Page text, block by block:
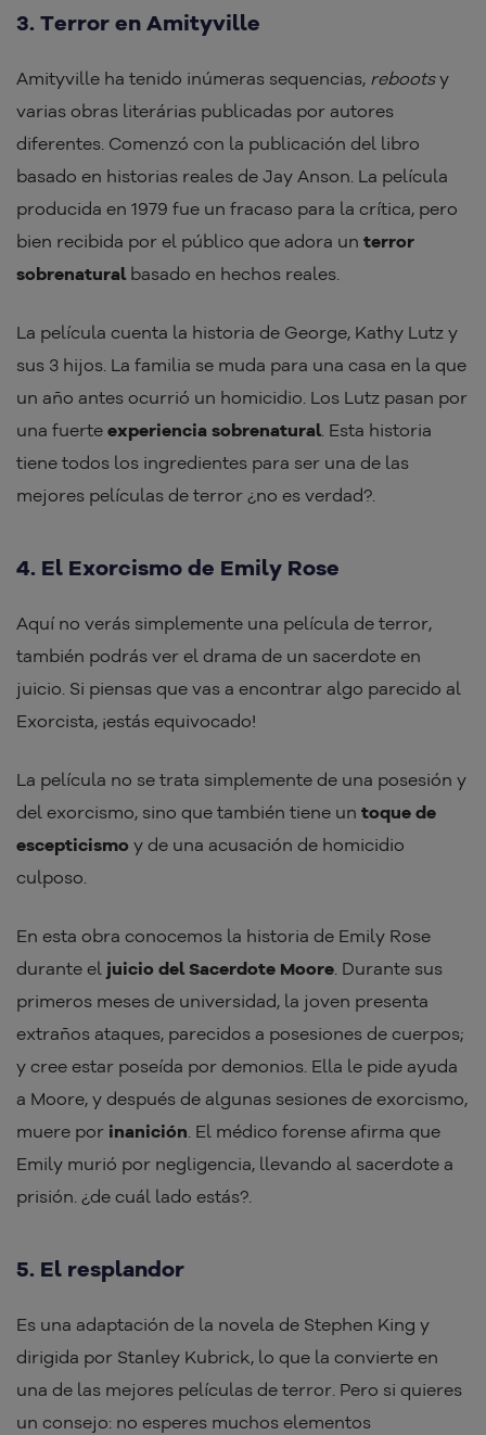
3. Terror en Amityville
Amityville ha tenido inúmeras sequencias, rebootsy
varias obras literárias publicadas por autores
diferentes. Comenzó con la publicación del libro
basado en historias reales de Jay Anson. La película
producida en 1979 fue un fracaso para la crítica, pero
bien recibida por el público que adora un terror
sobrenaturalbasado en hechos reales.
La película cuenta la historia de George, Kathy Lutz y
sus 3 hijos. La familia se muda para una casa en la que
un año antes ocurrió un homicidio. Los Lutz pasan por
una fuerte experiencia sobrenatural. Esta historia
tiene todos los ingredientes para ser una de las
mejores películas de terror ¿no es verdad?.
4. El Exorcismo de Emily Rose
Aquí no verás simplemente una película de terror,
también podrás ver el drama de un sacerdote en
juicio. Si piensas que vas a encontrar algo parecido al
Exorcista, ¡estás equivocado!
La película no se trata simplemente de una posesión y
del exorcismo, sino que también tiene un toque de
escepticismo y de una acusación de homicidio
culposo.
En esta obra conocemos la historia de Emily Rose
durante el juicio del Sacerdote Moore. Durante sus
primeros meses de universidad, la joven presenta
extraños ataques, parecidos a posesiones de cuerpos;
y cree estar poseída por demonios. Ella le pide ayuda
a Moore, y después de algunas sesiones de exorcismo,
muere por inanición. El médico forense afirma que
Emily murió por negligencia, llevando al sacerdote a
prisión. ¿de cuál lado estás?.
5. El resplandor
Es una adaptación de la novela de Stephen King y
dirigida por Stanley Kubrick, lo que la convierte en
una de las mejores películas de terror. Pero si quieres
un consejo: no esperes muchos elementos